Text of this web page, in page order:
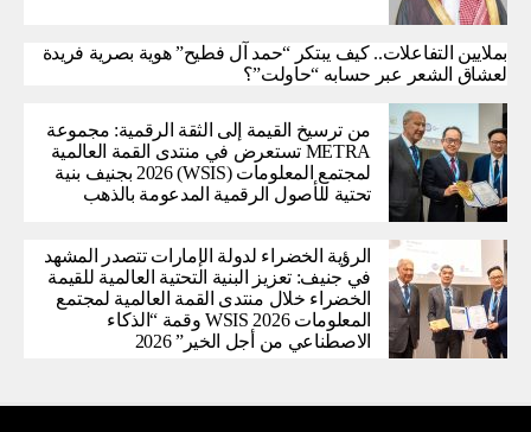
بملايين التفاعلات.. كيف يبتكر “حمد آل فطيح” هوية بصرية فريدة
لعشاق الشعر عبر حسابه “حاولت”؟
من ترسيخ القيمة إلى الثقة الرقمية: مجموعة
METRA تستعرض في منتدى القمة العالمية
لمجتمع المعلومات (WSIS) 2026 بجنيف بنية
تحتية للأصول الرقمية المدعومة بالذهب
الرؤية الخضراء لدولة الإمارات تتصدر المشهد
في جنيف: تعزيز البنية التحتية العالمية للقيمة
الخضراء خلال منتدى القمة العالمية لمجتمع
المعلومات WSIS 2026 وقمة “الذكاء
الاصطناعي من أجل الخير” 2026